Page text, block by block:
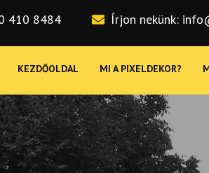
410 8484 Írjon nekünk:
KEZDŐOLDAL MI A PIXELDEKOR?